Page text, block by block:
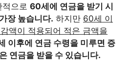
적으로 60세에 연금을 받기 시
장 높습니다. 하지만 60세 이
액이 적용되어 적은 금액을
이후에 연금 수령을 미루면 증
연금을 받을 수 있습니다.